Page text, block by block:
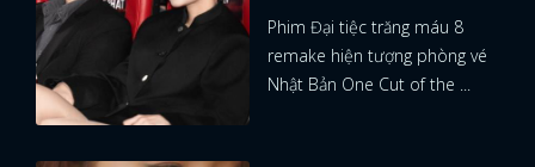
Phim Đại tiệc trăng máu 8
remake hiện tượng phòng vé
Nhật Bản One Cut of the ...